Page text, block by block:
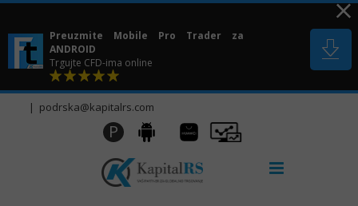
Skip
content
Preuzmite Mobile Pro Trader za
ANDROID
Trgujte CFD-ima online
| podrska@kapitalrs.com
P Android
Huawei
AppGallery
Pro
Trader